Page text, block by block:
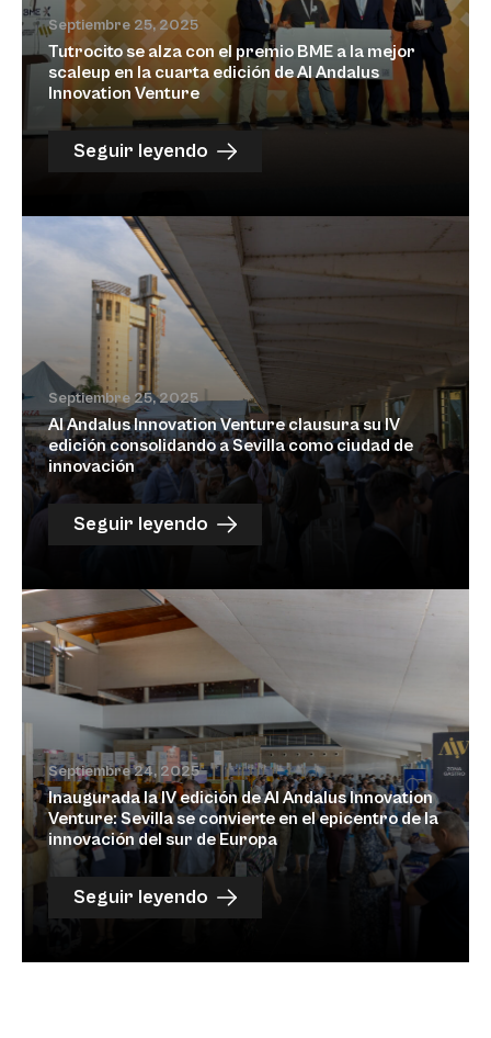
Septiembre 25, 2025
Tutrocito se alza con el premio BME a la mejor
scaleup en la cuarta edición de Al Andalus
Innovation Venture
Seguir leyendo
Septiembre 25, 2025
Al Andalus Innovation Venture clausura su IV
edición consolidando a Sevilla como ciudad de
innovación
Seguir leyendo
Septiembre 24, 2025
Inaugurada la IV edición de Al Andalus Innovation
Venture: Sevilla se convierte en el epicentro de la
innovación del sur de Europa
Seguir leyendo